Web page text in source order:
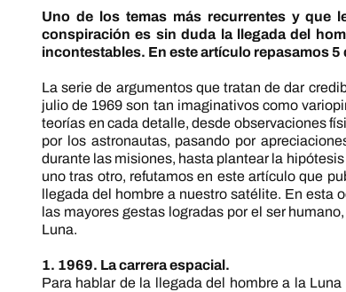
Uno de los temas más recurrentes y que
conspiración es sin duda la llegada del
incontestables. En este artículo repasamos 5
La serie de argumentos que tratan de dar
julio de 1969 son tan imaginativos como
teorías en cada detalle, desde observaciones
por los astronautas, pasando por
durante las misiones, hasta plantear la
uno tras otro, refutamos en este artículo que
llegada del hombre a nuestro satélite. En esta
las mayores gestas logradas por el ser
Luna.
1. 1969. La carrera espacial.
Para hablar de la llegada del hombre a la